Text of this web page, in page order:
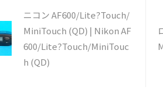
ニコン AF600/Lite?Touch/
MiniTouch (QD) | Nikon AF
600/Lite?Touch/MiniTouc
h (QD)